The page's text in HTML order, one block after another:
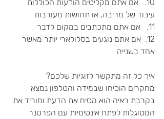
10.   אם אתם מקליטים הודעות הכוללות
עיבוד של מריבה, או תחושות מעורבות
11.   אם אתם מתכתבים במקום לדבר
12.  אם אתם נוגעים בסלולארי יותר מאשר
אחד בשנייה
איך כל זה מתקשר לזוגיות שלכם?
מחקרים הוכיחו שבמידה והטלפון נמצא
בקרבת ראיה הוא מסיח את הדעת ומוריד את
המסוגלות לפתח אינטימיות עם הפרטנר